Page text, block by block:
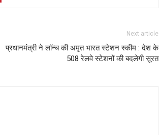
Next article
प्रधानमंत्री ने लॉन्च की अमृत भारत स्टेशन स्कीम : देश के
508 रेलवे स्टेशनों की बदलेगी सूरत